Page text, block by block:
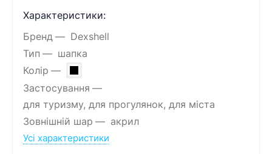
Характеристики:
Бренд
Dexshell
Тип
шапка
Колір
Застосування
для туризму, для прогулянок, для міста
Зовнішній шар
акрил
Усі характеристики